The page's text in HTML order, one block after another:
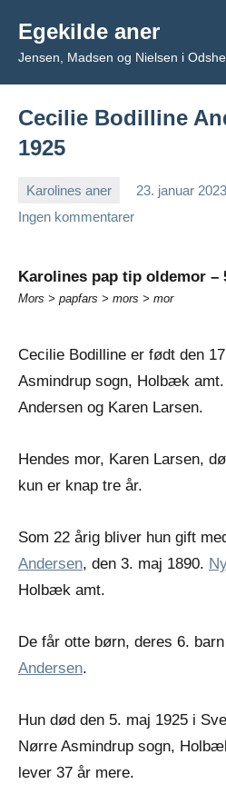
indhold
Egekilde aner
Jensen, Madsen og Nielsen i
Cecilie Bodilline
1925
Karolines aner 23. januar 2023
Ingen kommentarer
Karolines pap tip oldemor –
Mors > papfars > mors > mor
Cecilie Bodilline er født den
Asmindrup sogn, Holbæk
Andersen og Karen Larsen.
Hendes mor, Karen Larsen,
kun er knap tre år.
Som 22 årig bliver hun gift
Andersen, den 3. maj 1890.
Holbæk amt.
De får otte børn, deres 6.
Andersen.
Hun død den 5. maj 1925 i
Nørre Asmindrup sogn,
lever 37 år mere.